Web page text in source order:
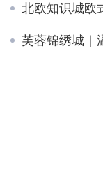
北欧知识城欧
芙蓉锦绣城｜